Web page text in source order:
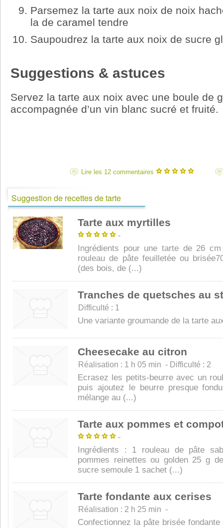
Parsemez la tarte aux noix de noix
la de caramel tendre
Saupoudrez la tarte aux noix de sucre
Suggestions & astuces
Servez la tarte aux noix avec une boule de
accompagnée d’un vin blanc sucré et fruité.
Lire les 12 commentaires
Suggestion de recettes de tarte
Tarte aux myrtilles
-
Ingrédients pour une tarte de 26
rouleau de pâte feuilletée ou
(des bois, de (...)
Tranches de quetsches au
Difficulté : 1
Une variante groumande de la tarte
Cheesecake au citron
Réalisation : 1 h 05 min - Difficulté : 2
Ecrasez les petits-beurre avec un
puis ajoutez le beurre presque
mélange au (...)
Tarte aux pommes et
-
Ingrédients : 1 rouleau de pâte
pommes reinettes ou golden 25 g
sucre semoule 1 sachet (...)
Tarte fondante aux cerises
Réalisation : 2 h 25 min -
Confectionnez la pâte brisée